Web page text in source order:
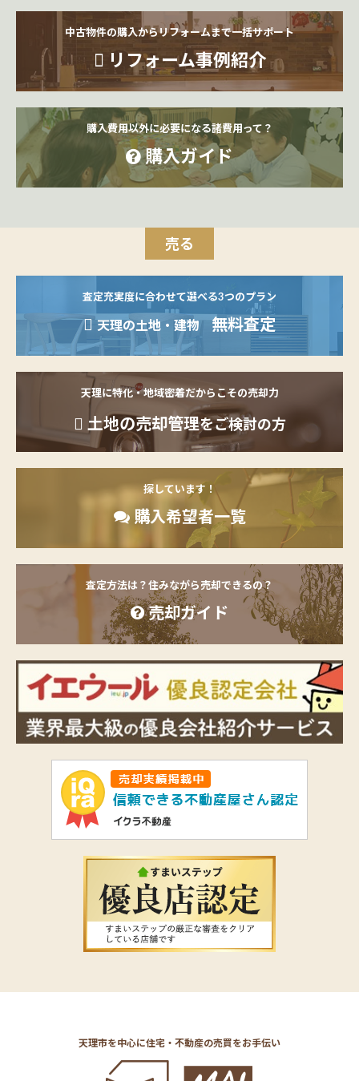
中古物件の購入からリフォームまで一括サポート
リフォーム事例紹介
購入費用以外に必要になる諸費用って？
購入ガイド
売る
査定充実度に合わせて選べる3つのプラン
天理の土地・建物 無料査定
天理に特化・地域密着だからこその売却力
土地の売却管理をご検討の方
探しています！
購入希望者一覧
査定方法は？住みながら売却できるの？
売却ガイド
天理市を中心に住宅・不動産の売買をお手伝い